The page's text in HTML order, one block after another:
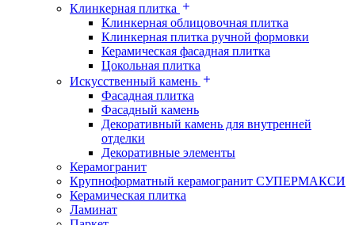
Клинкерная плитка
Клинкерная облицовочная плитка
Клинкерная плитка ручной формовки
Керамическая фасадная плитка
Цокольная плитка
Искусственный камень
Фасадная плитка
Фасадный камень
Декоративный камень для внутренней
отделки
Декоративные элементы
Керамогранит
Крупноформатный керамогранит СУПЕРМАКСИ
Керамическая плитка
Ламинат